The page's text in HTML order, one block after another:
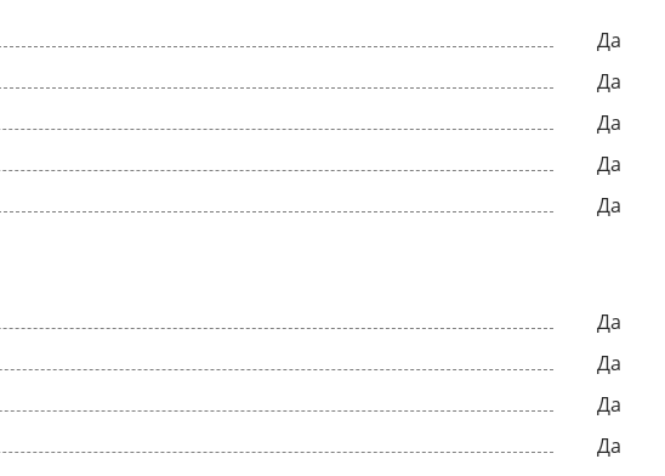
Да
Да
Да
Да
Да
Да
Да
Да
Да